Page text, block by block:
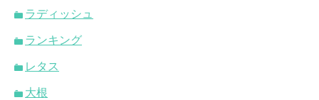
ラディッシュ
ランキング
レタス
大根